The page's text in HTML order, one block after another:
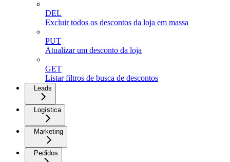
DEL
Excluir todos os descontos da loja em massa
PUT
Atualizar um desconto da loja
GET
Listar filtros de busca de descontos
Leads
Logística
Marketing
Pedidos